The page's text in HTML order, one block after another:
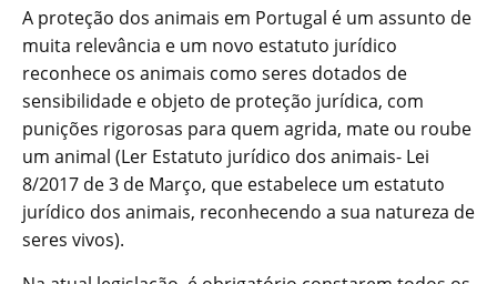
A proteção dos animais em Portugal é um assunto de
muita relevância e um novo estatuto jurídico
reconhece os animais como seres dotados de
sensibilidade e objeto de proteção jurídica, com
punições rigorosas para quem agrida, mate ou roube
um animal (Ler Estatuto jurídico dos animais- Lei
8/2017 de 3 de Março, que estabelece um estatuto
jurídico dos animais, reconhecendo a sua natureza de
seres vivos).